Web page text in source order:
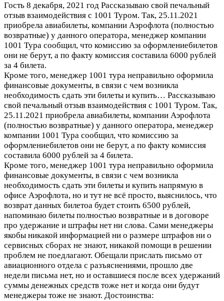
Гость 8 декабря, 2021 год Рассказываю свой печальный
отзыв взаимодействия с 1001 Туром. Так, 25.11.2021
приобрела авиабилеты, компании Аэрофлота (полностью
возвратные) у данного оператора, менеджер компании
1001 Тура сообщил, что комиссию за оформлениебилетов
они не берут, а по факту комиссия составила 6000 рублей
за 4 билета.
Кроме того, менеджер 1001 тура неправильно оформила
финансовые документы, в связи с чем возникла
необходимость сдать эти билеты и купить… Рассказываю
свой печальный отзыв взаимодействия с 1001 Туром. Так,
25.11.2021 приобрела авиабилеты, компании Аэрофлота
(полностью возвратные) у данного оператора, менеджер
компании 1001 Тура сообщил, что комиссию за
оформлениебилетов они не берут, а по факту комиссия
составила 6000 рублей за 4 билета.
Кроме того, менеджер 1001 тура неправильно оформила
финансовые документы, в связи с чем возникла
необходимость сдать эти билеты и купить напрямую в
офисе Аэрофлота, но и тут не всё просто, выяснилось, что
возврат данных билетоа будет стоить 6500 рублей,
напоминаю билеты полностью возвратные и в договоре
про удержание и штрафы нет ни слова. Сами менеджеры
якобы никакой информацией ни о размере штрафов ни о
сервисных сборах не знают, никакой помощи в решении
проблем не поедлагают. Обещали прислать письмо от
авиационного отдела с разъяснениями, прошло две
недели письма нет, но и оставшиеся после всех удержаний
суммы денежных средств тоже нет и когда они будут
менеджеры тоже не знают. Достоинства: